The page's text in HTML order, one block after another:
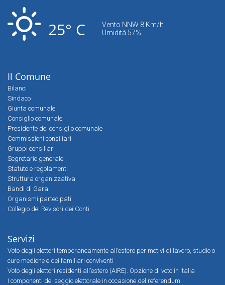
25° C
Vento NNW 8 Km/h
Umidità 57%
Il Comune
Bilanci
Sindaco
Giunta comunale
Consiglio comunale
Presidente del consiglio comunale
Commissioni consiliari
Gruppi consiliari
Segretario generale
Statuto e regolamenti
Struttura organizzativa
Bandi di Gara
Organismi partecipati
Collegio dei Revisori dei Conti
Servizi
Voto degli elettori temporaneamente all’estero per motivi di lavoro, studio o
cure mediche e dei familiari conviventi
Voto degli elettori residenti all’estero (AIRE). Opzione di voto in Italia
I componenti del seggio elettorale in occasione del referendum